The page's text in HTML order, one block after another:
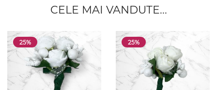
CELE MAI VANDUTE...
25% 25%